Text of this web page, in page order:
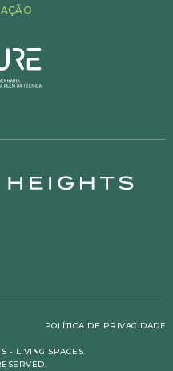
- LIVING SPACES.
POLÍTICA DE PRIVACIDADE